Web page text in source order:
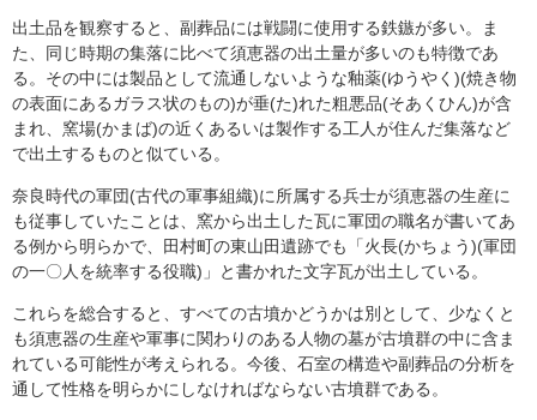
出土品を観察すると、副葬品には戦闘に使用する鉄鏃が多い。ま
た、同じ時期の集落に比べて須恵器の出土量が多いのも特徴であ
る。その中には製品として流通しないような釉薬(ゆうやく)(焼き物
の表面にあるガラス状のもの)が垂(た)れた粗悪品(そあくひん)が含
まれ、窯場(かまば)の近くあるいは製作する工人が住んだ集落など
で出土するものと似ている。
奈良時代の軍団(古代の軍事組織)に所属する兵士が須恵器の生産に
も従事していたことは、窯から出土した瓦に軍団の職名が書いてあ
る例から明らかで、田村町の東山田遺跡でも「火長(かちょう)(軍団
の一〇人を統率する役職)」と書かれた文字瓦が出土している。
これらを総合すると、すべての古墳かどうかは別として、少なくと
も須恵器の生産や軍事に関わりのある人物の墓が古墳群の中に含ま
れている可能性が考えられる。今後、石室の構造や副葬品の分析を
通して性格を明らかにしなければならない古墳群である。